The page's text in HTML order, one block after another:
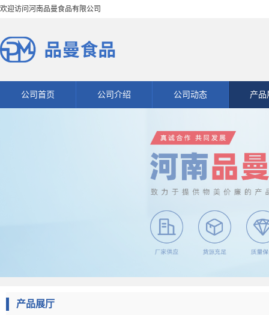
欢迎访问河南品曼食品有限公司
公司首页 公司介绍 公司动态 产品
产品展厅